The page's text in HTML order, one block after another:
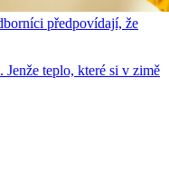
předpovídají, že
teplo, které si v zimě